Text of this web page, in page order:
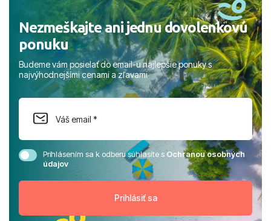
Nezmeškajte ani jednu dovolenkovú
ponuku
Budeme vám posielať do email-u najlepšie ponuky s
najvýhodnejšími cenami a zľavami
Prihlásením sa k odberu súhlasíte sOchranou osobných
údajov